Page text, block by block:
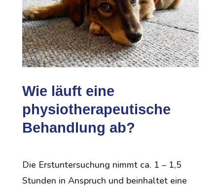
Wie läuft eine
physiotherapeutische
Behandlung ab?
Die Erstuntersuchung nimmt ca. 1 – 1,5
Stunden in Anspruch und beinhaltet eine